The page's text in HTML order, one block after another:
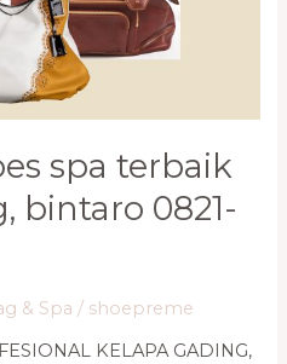
spa terbaik
bintaro 0821-
& Spa / shoepreme
KELAPA GADING,